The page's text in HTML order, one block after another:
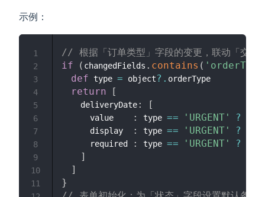
示例：
// 根据「订单类型」字段的变更，联动「交货
if
( changedFields . contains (
def type = object?. orderType
return [
    deliveryDate
: [
      value
: type == 'URGENT' ?
      display
: type == 'URGENT' ?
      required
: type == 'URGENT' ?
]
]
}
1
2
3
4
5
6
7
8
9
10
11